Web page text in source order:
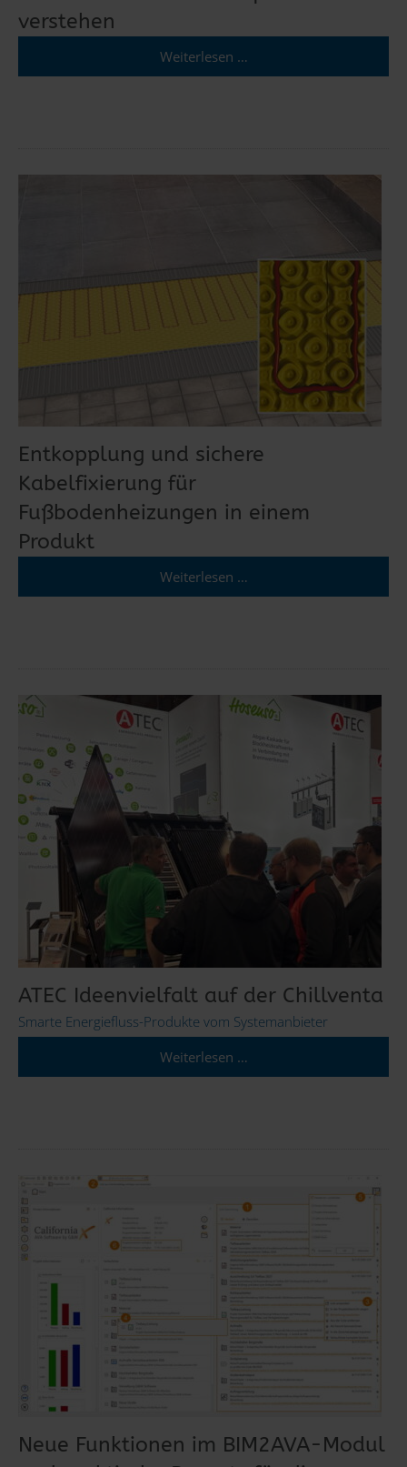
verstehen
Weiterlesen …
Entkopplung und sichere
Kabelfixierung für
Fußbodenheizungen in einem
Produkt
Weiterlesen …
ATEC Ideenvielfalt auf der Chillventa
Smarte Energiefluss-Produkte vom Systemanbieter
Weiterlesen …
Neue Funktionen im BIM2AVA-Modul